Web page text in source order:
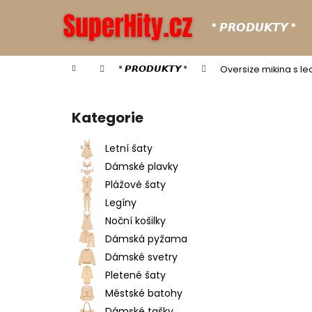
* 𝙋𝙍𝙊𝘿𝙐𝙆𝙏𝙔 *
Domů * 𝙋𝙍𝙊𝘿𝙐𝙆𝙏𝙔 * Oversize mikina s
Přeskočit
kategorie
Kategorie
Letní šaty
Dámské plavky
Plážové šaty
Legíny
Noční košilky
Dámská pyžama
Dámské svetry
Pletené šaty
Městské batohy
í
Zpět
do
Zpět
do